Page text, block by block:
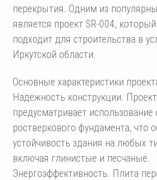
перекрытия. Одним из
является проект SR-004,
подходит для строительства в
Иркутской области.
Основные характеристики
Надёжность конструкции. Проект
предусматривает использование
ростверкового фундамента, что
устойчивость здания на любых
включая глинистые и песчаные.
Энергоэффективность. Плита